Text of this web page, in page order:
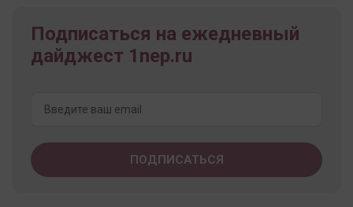
Подписаться на ежедневный
дайджест 1nep.ru